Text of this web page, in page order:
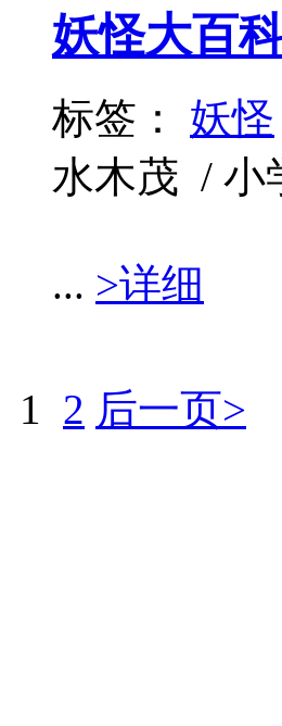
妖怪大百
标签： 妖怪
水木茂 / 小
... >详细
1 2 后一页>